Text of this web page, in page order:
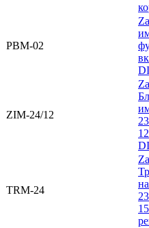
PBM-02
ZIM-24/12
TRM-24